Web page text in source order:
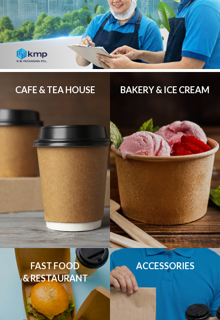
CAFE & TEA HOUSE BAKERY & ICE CREAM
FAST FOOD
& RESTAURANT
ACCESSORIES